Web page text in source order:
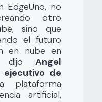
EdgeUno, no
otro
sino que
el futuro
en nube en
dijoAngel
ejecutivo de
plataforma
artificial,